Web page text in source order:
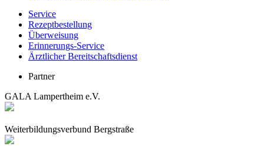
Service
Rezeptbestellung
Überweisung
Erinnerungs-Service
Ärztlicher Bereitschaftsdienst
Partner
GALA Lampertheim e.V.
Weiterbildungsverbund Bergstraße